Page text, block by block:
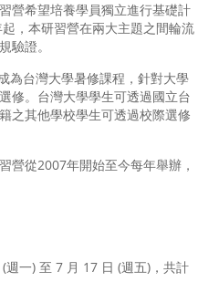
營希望培養學員獨立進行基礎計
，本研習營在兩大主題之間輪流
驗證。
為台灣大學暑修課程，針對大學
修。台灣大學學生可透過國立台
之其他學校學生可透過校際選修
營從2007年開始至今每年舉辦，
週一) 至 7 月 17 日 (週五)，共計